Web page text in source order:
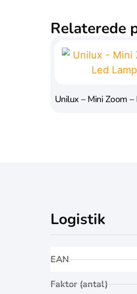
Relaterede
Unilux – Mini Zoom
Logistik
EAN
Faktor (antal)